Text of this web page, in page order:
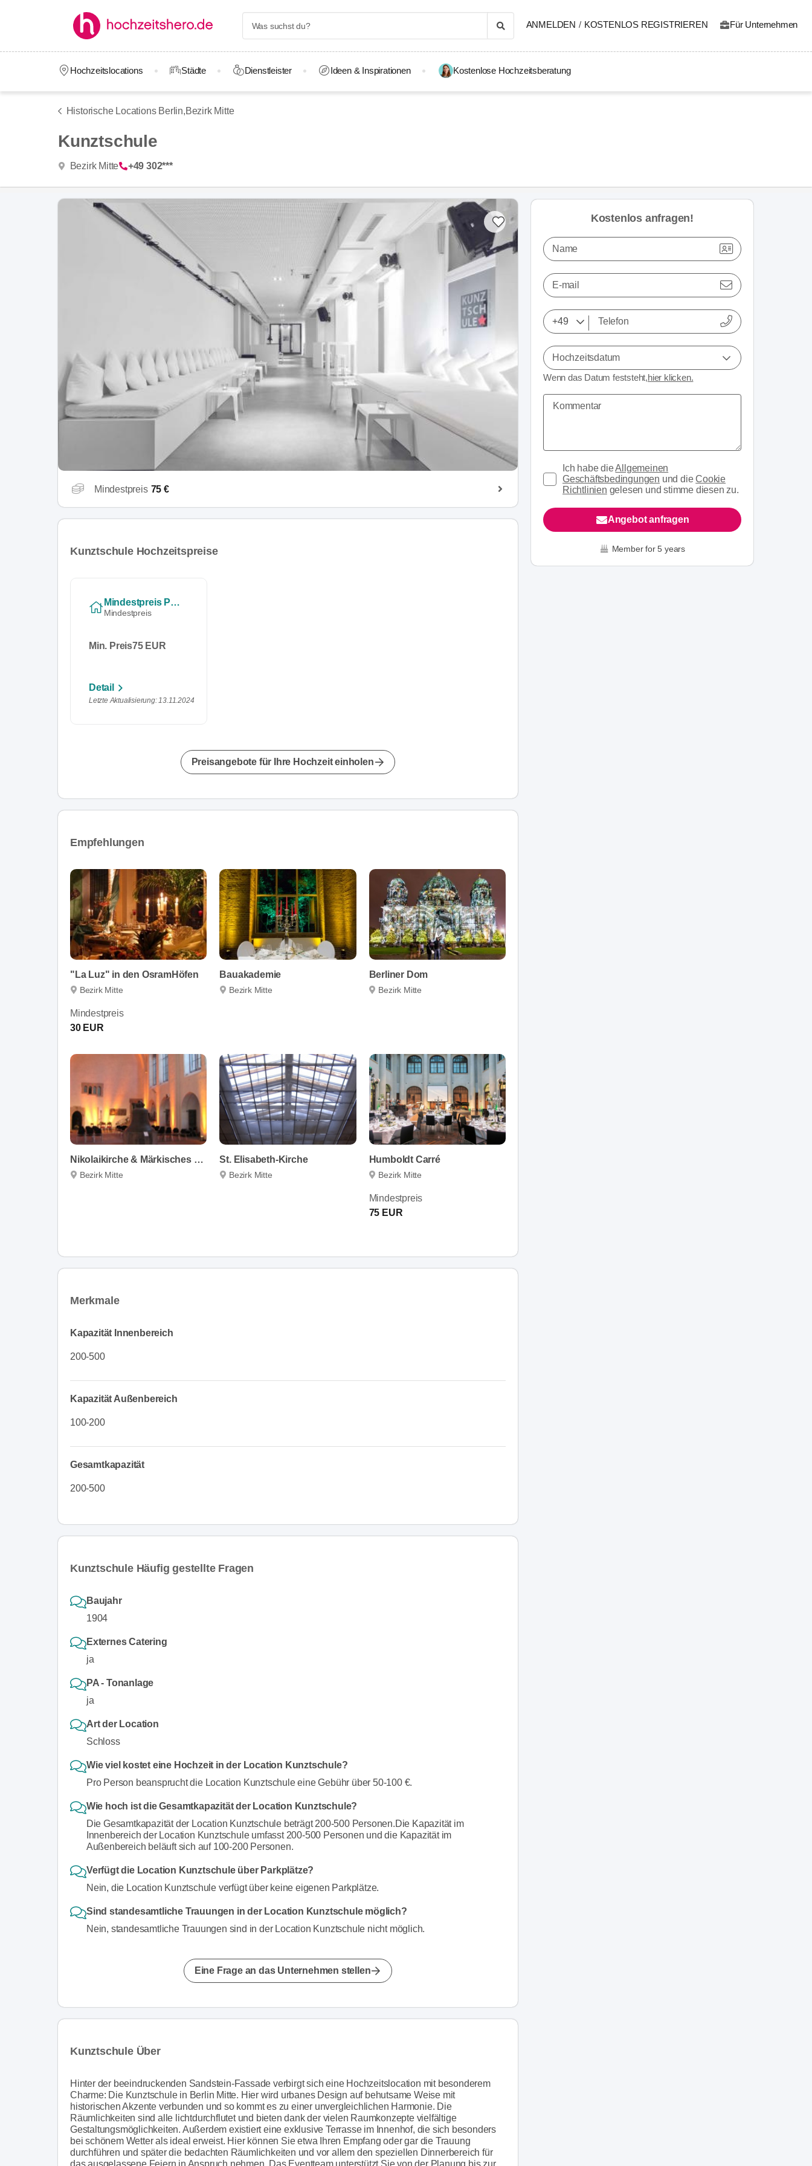
ANMELDEN / KOSTENLOS REGISTRIEREN Für Unternehmen
Hochzeitslocations Städte Dienstleister Ideen & Inspirationen Kostenlose Hochzeitsberatung
Historische Locations Berlin,Bezirk Mitte
Kunztschule
Bezirk Mitte +49 302***
Mindestpreis 75 €
Kunztschule Hochzeitspreise
Mindestpreis Pro Person
Mindestpreis
Min. Preis75 EUR
Detail
Letzte Aktualisierung: 13.11.2024
Preisangebote für Ihre Hochzeit einholen
Empfehlungen
"La Luz" in den OsramHöfen
Bezirk Mitte
Mindestpreis
30 EUR
Bauakademie
Bezirk Mitte
Berliner Dom
Bezirk Mitte
Nikolaikirche & Märkisches Museum
Bezirk Mitte
St. Elisabeth-Kirche
Bezirk Mitte
Humboldt Carré
Bezirk Mitte
Mindestpreis
75 EUR
Merkmale
Kapazität Innenbereich
200-500
Kapazität Außenbereich
100-200
Gesamtkapazität
200-500
Kunztschule Häufig gestellte Fragen
Baujahr
1904
Externes Catering
ja
PA - Tonanlage
ja
Art der Location
Schloss
Wie viel kostet eine Hochzeit in der Location Kunztschule?
Pro Person beansprucht die Location Kunztschule eine Gebühr über 50-100 €.
Wie hoch ist die Gesamtkapazität der Location Kunztschule?
Die Gesamtkapazität der Location Kunztschule beträgt 200-500 Personen.Die Kapazität im
Innenbereich der Location Kunztschule umfasst 200-500 Personen und die Kapazität im
Außenbereich beläuft sich auf 100-200 Personen.
Verfügt die Location Kunztschule über Parkplätze?
Nein, die Location Kunztschule verfügt über keine eigenen Parkplätze.
Sind standesamtliche Trauungen in der Location Kunztschule möglich?
Nein, standesamtliche Trauungen sind in der Location Kunztschule nicht möglich.
Eine Frage an das Unternehmen stellen
Kunztschule Über
Hinter der beeindruckenden Sandstein-Fassade verbirgt sich eine Hochzeitslocation mit besonderem
Charme: Die Kunztschule in Berlin Mitte. Hier wird urbanes Design auf behutsame Weise mit
historischen Akzente verbunden und so kommt es zu einer unvergleichlichen Harmonie. Die
Räumlichkeiten sind alle lichtdurchflutet und bieten dank der vielen Raumkonzepte vielfältige
Gestaltungsmöglichkeiten. Außerdem existiert eine exklusive Terrasse im Innenhof, die sich besonders
bei schönem Wetter als ideal erweist. Hier können Sie etwa Ihren Empfang oder gar die Trauung
durchführen und später die bedachten Räumlichkeiten und vor allem den speziellen Dinnerbereich für
das ausgelassene Feiern in Anspruch nehmen. Das Eventteam unterstützt Sie von der Planung bis zur
Kostenlos anfragen!
Name
E-mail
Hochzeitsdatum
Wenn das Datum feststeht,hier klicken.
Ich habe dieAllgemeinen
Geschäftsbedingungen und dieCookie
Richtlinien gelesen und stimme diesen zu.
Angebot anfragen
Member for 5 years